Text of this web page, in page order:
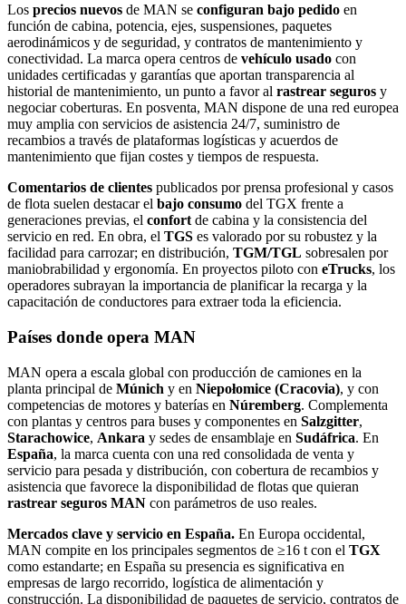
Los precios nuevos de MAN se configuran bajo pedido en
función de cabina, potencia, ejes, suspensiones, paquetes
aerodinámicos y de seguridad, y contratos de mantenimiento y
conectividad. La marca opera centros de vehículo usado con
unidades certificadas y garantías que aportan transparencia al
historial de mantenimiento, un punto a favor al rastrear seguros y
negociar coberturas. En posventa, MAN dispone de una red europea
muy amplia con servicios de asistencia 24/7, suministro de
recambios a través de plataformas logísticas y acuerdos de
mantenimiento que fijan costes y tiempos de respuesta.
Comentarios de clientes publicados por prensa profesional y casos
de flota suelen destacar el bajo consumo del TGX frente a
generaciones previas, el confort de cabina y la consistencia del
servicio en red. En obra, el TGS es valorado por su robustez y la
facilidad para carrozar; en distribución, TGM/TGL sobresalen por
maniobrabilidad y ergonomía. En proyectos piloto con eTrucks, los
operadores subrayan la importancia de planificar la recarga y la
capacitación de conductores para extraer toda la eficiencia.
Países donde opera MAN
MAN opera a escala global con producción de camiones en la
planta principal de Múnich y en Niepołomice (Cracovia), y con
competencias de motores y baterías en Núremberg. Complementa
con plantas y centros para buses y componentes en Salzgitter,
Starachowice, Ankara y sedes de ensamblaje en Sudáfrica. En
España, la marca cuenta con una red consolidada de venta y
servicio para pesada y distribución, con cobertura de recambios y
asistencia que favorece la disponibilidad de flotas que quieran
rastrear seguros MAN con parámetros de uso reales.
Mercados clave y servicio en España. En Europa occidental,
MAN compite en los principales segmentos de ≥16 t con el TGX
como estandarte; en España su presencia es significativa en
empresas de largo recorrido, logística de alimentación y
construcción. La disponibilidad de paquetes de servicio, contratos de